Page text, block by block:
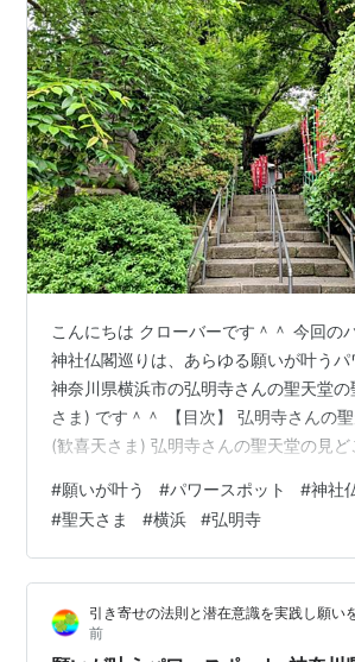
こんにちは クローバーです＾＾ 今回の
神社仏閣巡りは、あらゆる願いが叶う
神奈川県横浜市の弘明寺さんの聖天堂
さま) です＾＾ 【目次】 弘明寺さんの
(歓喜天さま) 弘明寺さんの聖天堂の見ど
の聖天堂の聖天さま(歓喜天さま) 横浜最
知られる弘明寺さんの境内には「聖天堂
(大聖歓喜天)さまをお祀りされています
寺院」といわれると、どのくらい古い
なるかも知れませんので、弘明寺さん
れさせていただきます…
#願いが叶う #パワースポット #神社
#聖天さま #横浜 #弘明寺
引き寄せの法則と潜在意識を実践し願い
前